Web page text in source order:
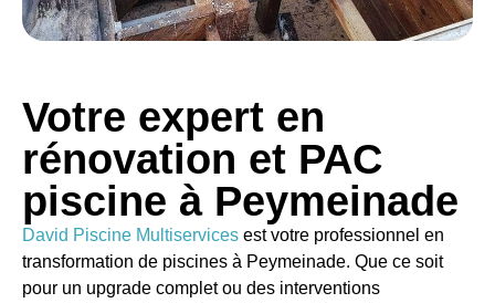
Votre expert en
rénovation et PAC
piscine à Peymeinade
David Piscine Multiservices est votre professionnel en
transformation de piscines à Peymeinade. Que ce soit
pour un upgrade complet ou des interventions